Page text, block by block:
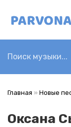
Главная » Новые
Оксана